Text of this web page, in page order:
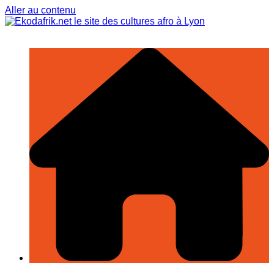
Aller au contenu